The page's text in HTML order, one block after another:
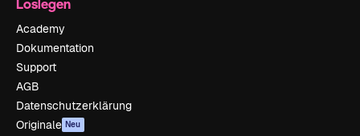
Loslegen
Academy
Dokumentation
Support
AGB
Datenschutzerklärung
Originale Neu